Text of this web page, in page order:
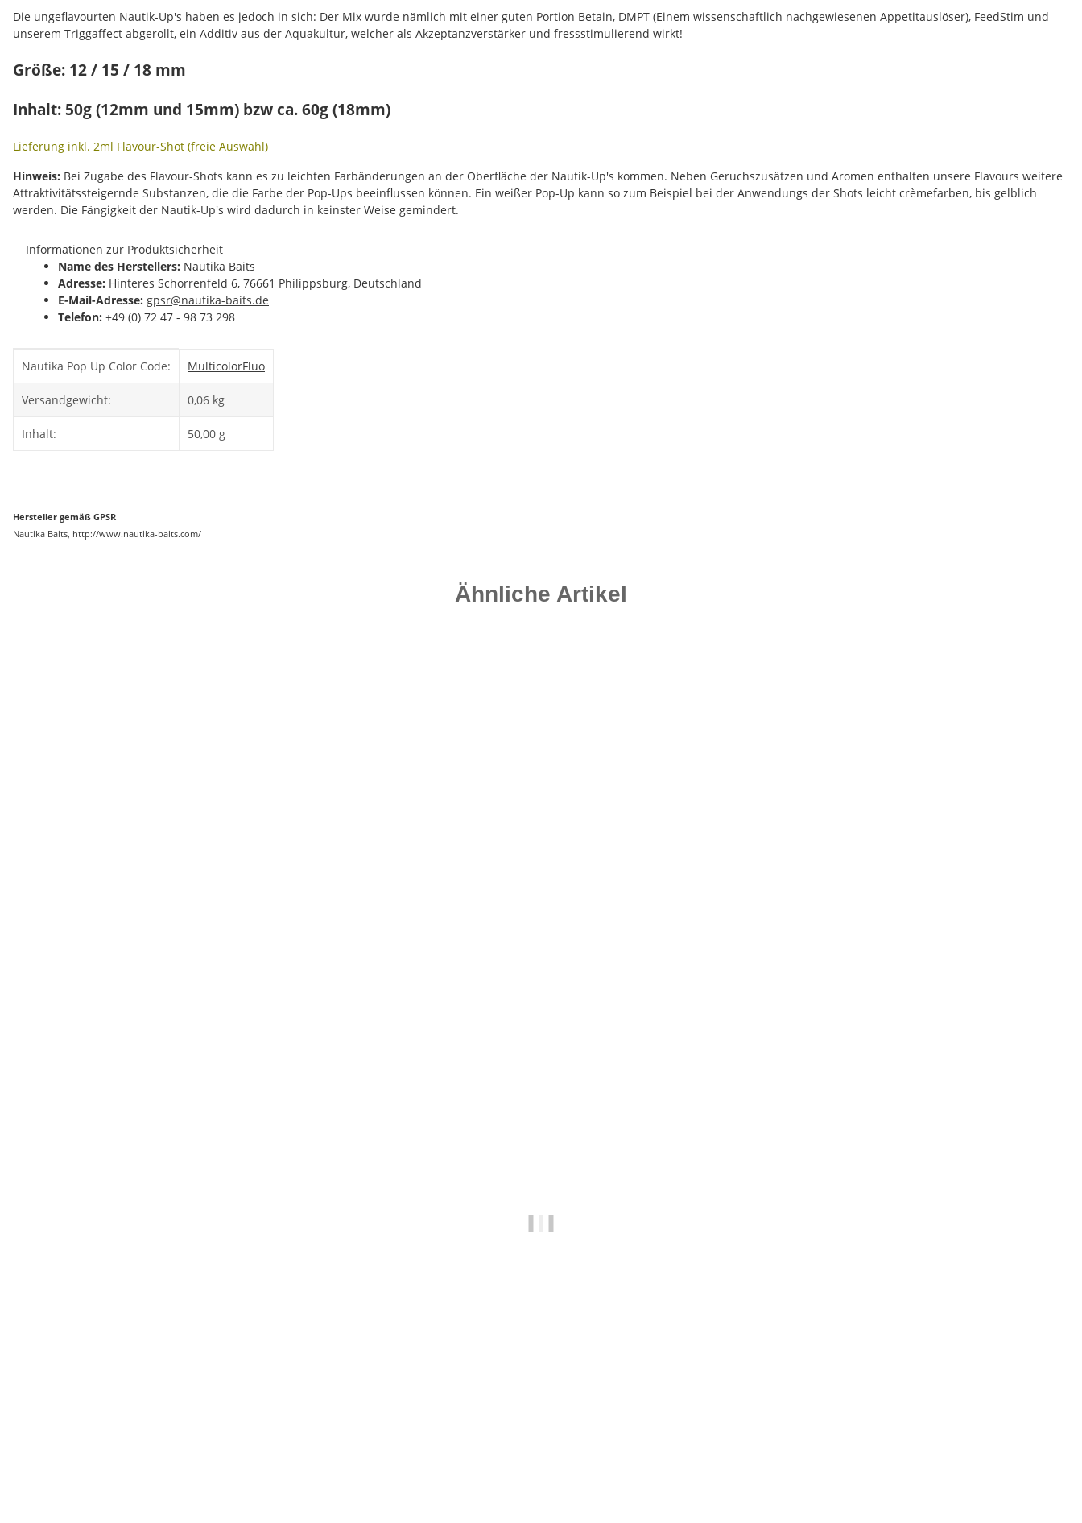
Die ungeflavourten Nautik-Up's haben es jedoch in sich: Der Mix wurde nämlich mit einer guten Portion Betain, DMPT (Einem wissenschaftlich nachgewiesenen Appetitauslöser), FeedStim und
unserem Triggaffect abgerollt, ein Additiv aus der Aquakultur, welcher als Akzeptanzverstärker und fressstimulierend wirkt!
Größe: 12 / 15 / 18 mm
Inhalt: 50g (12mm und 15mm) bzw ca. 60g (18mm)
Lieferung inkl. 2ml Flavour-Shot (freie Auswahl)
Hinweis: Bei Zugabe des Flavour-Shots kann es zu leichten Farbänderungen an der Oberfläche der Nautik-Up's kommen. Neben Geruchszusätzen und Aromen enthalten unsere Flavours weitere
Attraktivitätssteigernde Substanzen, die die Farbe der Pop-Ups beeinflussen können. Ein weißer Pop-Up kann so zum Beispiel bei der Anwendungs der Shots leicht crèmefarben, bis gelblich
werden. Die Fängigkeit der Nautik-Up's wird dadurch in keinster Weise gemindert.
Informationen zur Produktsicherheit
Name des Herstellers: Nautika Baits
Adresse: Hinteres Schorrenfeld 6, 76661 Philippsburg, Deutschland
E-Mail-Adresse: gpsr@nautika-baits.de
Telefon: +49 (0) 72 47 - 98 73 298
Nautika Pop Up Color Code: MulticolorFluo
Versandgewicht: 0,06 kg
Inhalt: 50,00 g
Hersteller gemäß GPSR
Nautika Baits, http://www.nautika-baits.com/
Ähnliche Artikel